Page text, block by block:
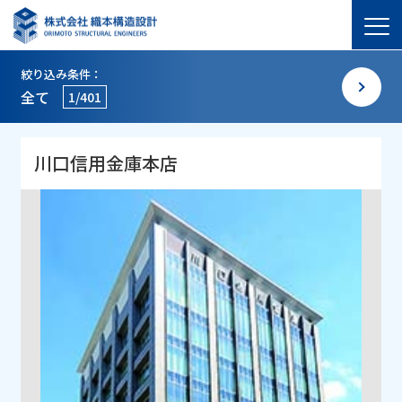
絞り込み条件：
全て 1/401
川口信用金庫本店